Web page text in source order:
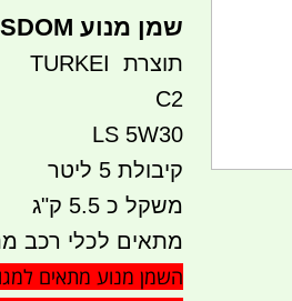
שמן מנוע DEW WISDOM
תוצרת TURKEI
C2
LS 5W30
קיבולת 5 ליטר
משקל כ 5.5 ק"ג
מתאים לכלי רכב
השמן מנוע מתאים